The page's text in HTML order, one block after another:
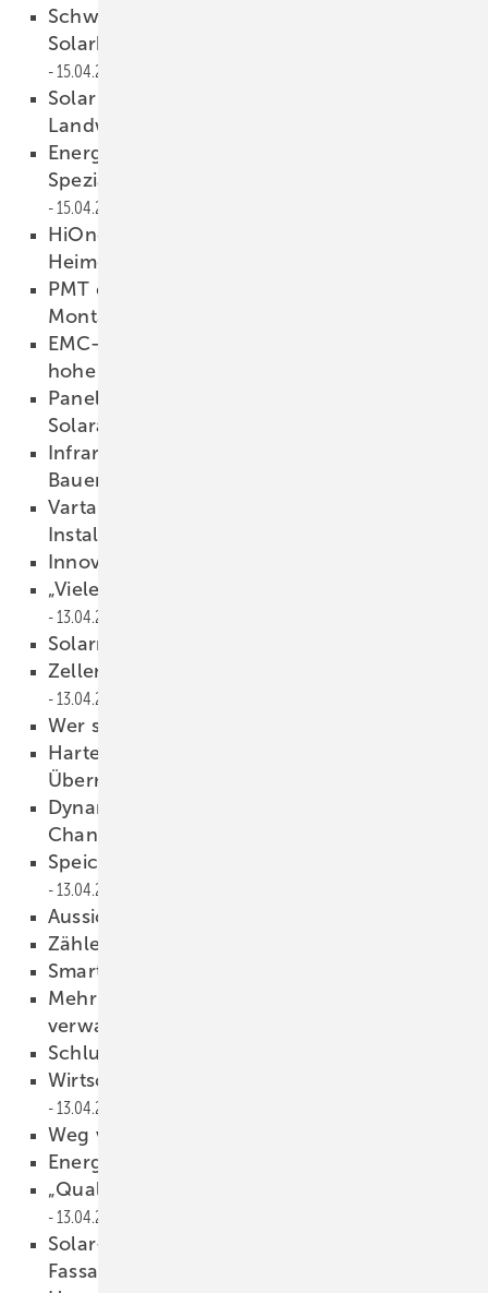
Schweiz: Bessere Stimmung in der
Solarbranche trotz Marktstagnation
15.04.2026
Solar Investor‘s Guide #8: Agri-PV für
Landwirte und Investoren
Energiepreisbremse vom Flachdach – unser
Spezial zur Photovoltaik im Gewerbe
15.04.2026
HiOne KI-Modus maximiert die Rendite der
Heimenergiespeicherung
PMT erhält abZ für Gründach-
Montagesystem
EMC-direct: PA12 und Edelstahl sichern
hohe Lebensdauer
Panelgitter bietet Taubenschutz für
Solaranlagen
Infrarotheizung: Schlüssel zum bezahlbaren
Bauen und Wohnen
Varta Storage startet Empower-Tour für
Installateure
Innovati on en vor der Linse
„Viele Schäd en sind in Teilen vermeidbar“
13.04.2026
Solarmodule
Zellen und Folien genau unter der Lupe
13.04.2026
Wer speichert effizient?
Harte Tests schützen vor bösen
Überraschungen
Dynam ische Strompreise bieten neue
Chancen
Sp eicher treiben Umbau der Netze voran
13.04.2026
Aussichten für 2026
Zähler ohne Anschluss
Smarte Energie
Mehr Geräte vernetzen, mehr Daten
verwalten
Schluss mit Zettelchaos
Wirtschaftlichen Betrieb am Netz sichern
13.04.2026
Weg von der Vergütung
Energie im Pool versenkt
„Qualität der Komponenten ist das A und O“
13.04.2026
Solar-Planit: Update mit Stringplanung und
Fassadenoptionen